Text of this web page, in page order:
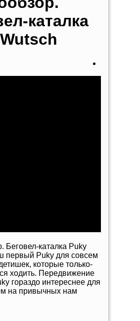
каталка
Беговел-каталка Puky
первый Puky для совсем
которые только-
ходить. Передвижение
гораздо интереснее для
на привычных нам